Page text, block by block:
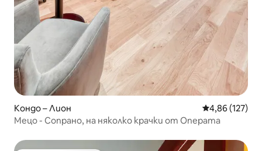
Кондо – Лион Средна
4,86 (127)
Мецо - Сопрано, на няколко крачки от Операта